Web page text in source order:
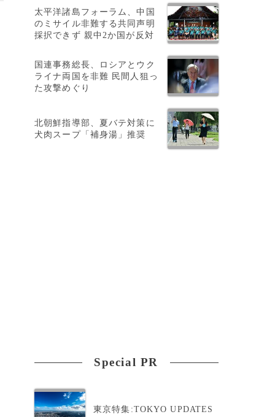
太平洋諸島フォーラム、中国
のミサイル非難する共同声明
採択できず 親中2か国が反対
国連事務総長、ロシアとウク
ライナ両国を非難 民間人狙っ
た攻撃めぐり
北朝鮮指導部、夏バテ対策に
犬肉スープ「補身湯」推奨
Special PR
東京特集:TOKYO UPDATES